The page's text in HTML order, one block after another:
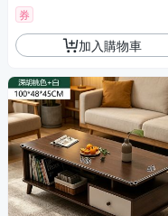
券
加入購物車